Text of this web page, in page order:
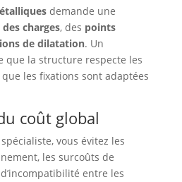
demande une
charges, des points
de dilatation. Un
que la structure respecte les
les fixations sont adaptées
coût global
vous évitez les
les surcoûts de
entre les